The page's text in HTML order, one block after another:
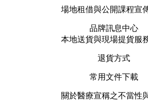
場地租借與公開課程宣
品牌訊息中心
本地送貨與現場提貨服
退貨方式
常用文件下載
關於醫療宣稱之不當性